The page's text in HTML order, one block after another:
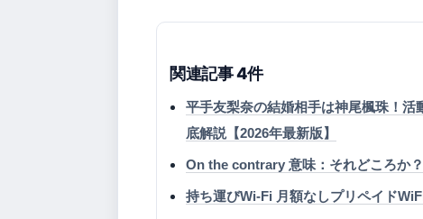
関連記事 4件
平手友梨奈の結婚相手は神尾楓珠！
底解説【2026年最新版】
On the contrary 意味：それどころか
持ち運びWi-Fi 月額なしプリペイド